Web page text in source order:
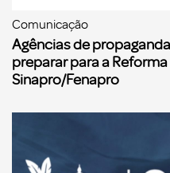
Comunicação
Agências de
preparar para a
Sinapro/Fenapro